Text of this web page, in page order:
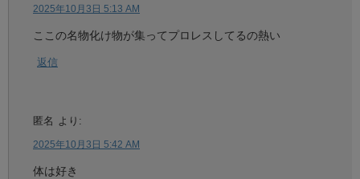
2025年10月3日 5:13 AM
ここの名物化け物が集ってプロレスしてるの熱い
返信
匿名 より:
2025年10月3日 5:42 AM
体は好き